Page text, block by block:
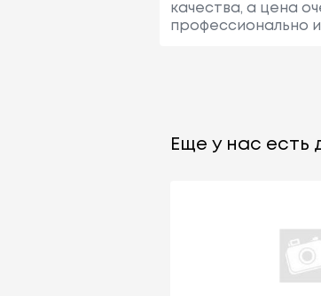
качества, а цена
профессионально
Еще у нас есть